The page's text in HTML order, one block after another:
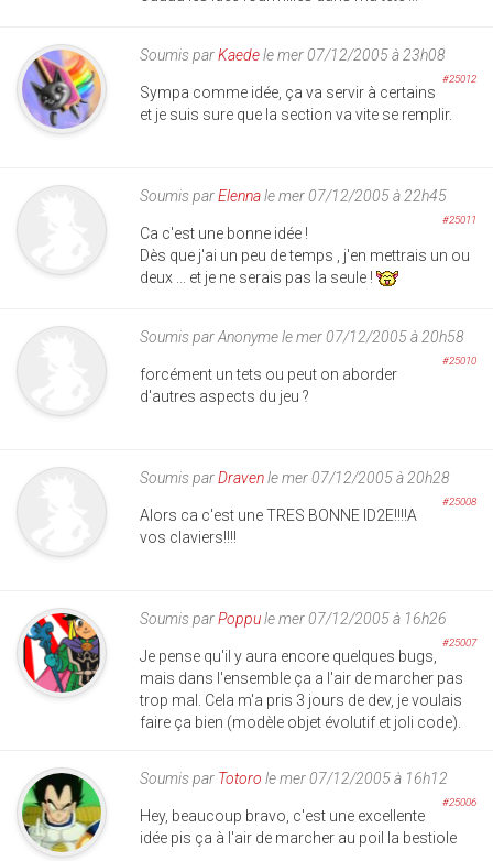
Soumis parKaedele mer 07/12/2005 à 23h08
#25012
Sympa comme idée, ça va servir à certains
et je suis sure que la section va vite se remplir.
Soumis parElennale mer 07/12/2005 à 22h45
#25011
Ca c'est une bonne idée !
Dès que j'ai un peu de temps , j'en mettrais un ou
deux ... et je ne serais pas la seule !
Soumis parAnonymele mer 07/12/2005 à 20h58
#25010
forcément un tets ou peut on aborder
d'autres aspects du jeu ?
Soumis parDravenle mer 07/12/2005 à 20h28
#25008
Alors ca c'est une TRES BONNE ID2E!!!!A
vos claviers!!!!
Soumis parPoppule mer 07/12/2005 à 16h26
#25007
Je pense qu'il y aura encore quelques bugs,
mais dans l'ensemble ça a l'air de marcher pas
trop mal. Cela m'a pris 3 jours de dev, je voulais
faire ça bien (modèle objet évolutif et joli code).
Soumis par Totoro le mer 07/12/2005 à 16h12
#25006
Hey, beaucoup bravo, c'est une excellente
idée pis ça à l'air de marcher au poil la bestiole